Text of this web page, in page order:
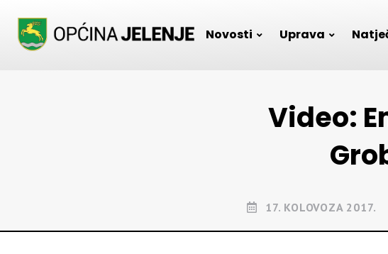
Novosti Uprava
Video:
17. KOLOVOZA 2017.